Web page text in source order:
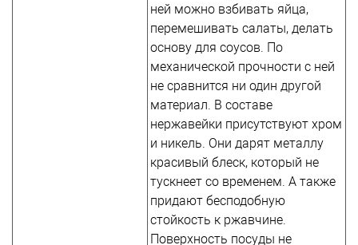
ней можно взбивать яйца,
перемешивать салаты, делать
основу для соусов. По
механической прочности с ней
не сравнится ни один другой
материал. В составе
нержавейки присутствуют хром
и никель. Они дарят металлу
красивый блеск, который не
тускнеет со временем. А также
придают бесподобную
стойкость к ржавчине.
Поверхность посуды не